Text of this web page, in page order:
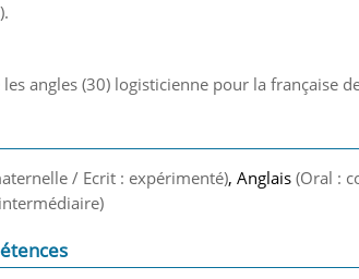
angles (30) logisticienne pour la française
/ Ecrit : expérimenté), Anglais (Oral :